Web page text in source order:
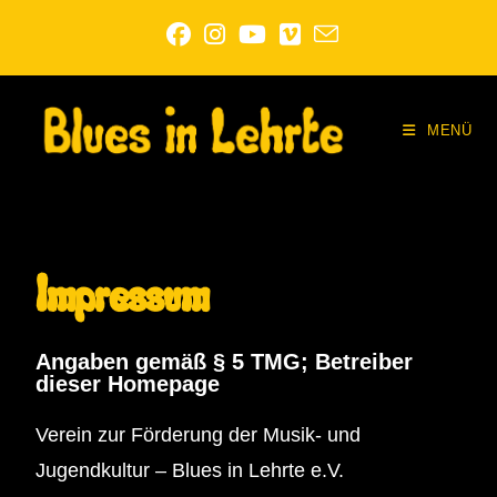
MENÜ
Impressum
Angaben gemäß § 5 TMG; Betreiber
dieser Homepage
Verein zur Förderung der Musik- und
Jugendkultur – Blues in Lehrte e.V.